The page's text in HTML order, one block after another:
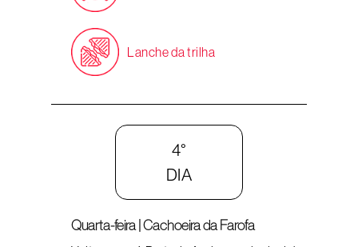
Lanche da trilha
4°
DIA
Quarta-feira | Cachoeira da Farofa